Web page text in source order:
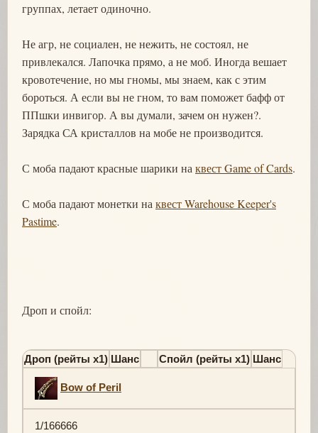
группах, летает одиночно.
Не агр, не социален, не нежить, не состоял, не
привлекался. Лапочка прямо, а не моб. Иногда вешает
кровотечение, но мы гномы, мы знаем, как с этим
бороться. А если вы не гном, то вам поможет бафф от
ППшки инвигор. А вы думали, зачем он нужен?.
Зарядка СА кристаллов на мобе не производится.
С моба падают красные шарики на квест Game of Cards.
С моба падают монетки на квест Warehouse Keeper's
Pastime.
Дроп и спойл:
Дроп (рейты х1) Шанс Спойл (рейты х1) Шанс
Bow of Peril
1/166666